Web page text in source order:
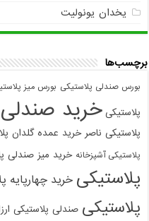
یخدان یونولیت
برچسب‌ها
بورس صندلی پلاستیکی بورس میز
پلاستیکی خرید
پلاستیکی ناصر خرید عمده گلدان
پلاستیکی آشپزخانه خرید میز صندلی
پلاستیکی خرید چهارپایه
پلاستیکی صندلی پلاستیکی